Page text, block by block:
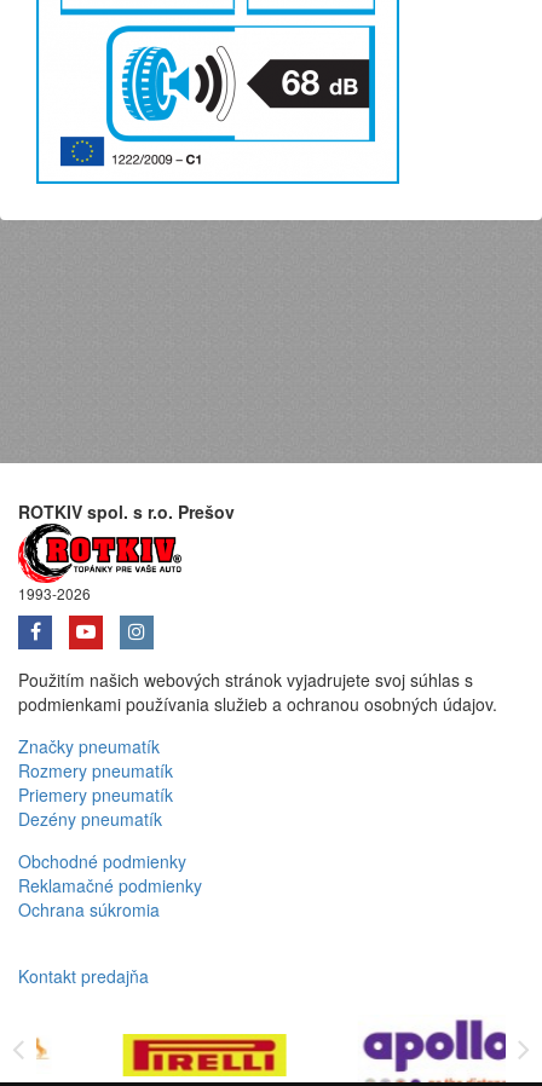
ROTKIV spol. s r.o. Prešov
1993-2026
Použitím našich webových stránok vyjadrujete svoj súhlas s
podmienkami používania služieb a ochranou osobných údajov.
Značky pneumatík
Rozmery pneumatík
Priemery pneumatík
Dezény pneumatík
Obchodné podmienky
Reklamačné podmienky
Ochrana súkromia
Kontakt predajňa